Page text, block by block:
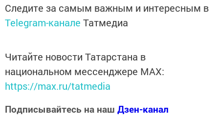
Следите за самым важным и интересным в
Telegram-канале Татмедиа
Читайте новости Татарстана в
национальном мессенджере MАХ:
https://max.ru/tatmedia
Подписывайтесь на наш Дзен-канал